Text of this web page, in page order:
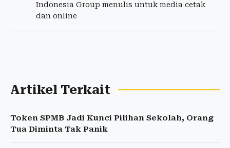
Indonesia Group menulis untuk media cetak
dan online
Artikel Terkait
Token SPMB Jadi Kunci Pilihan Sekolah, Orang
Tua Diminta Tak Panik